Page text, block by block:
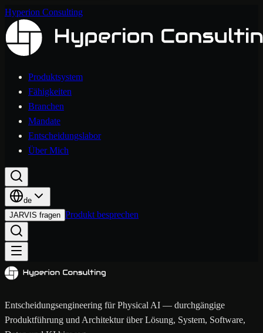
Hyperion Consulting
Produktsystem
Fähigkeiten
Branchen
Mandate
Entscheidungslabor
Über Mich
de
JARVIS fragen Produkt besprechen
Entscheidungsengineering für Physical AI — durchgängige
Produktführung und Architektur über Lösung, System, Software,